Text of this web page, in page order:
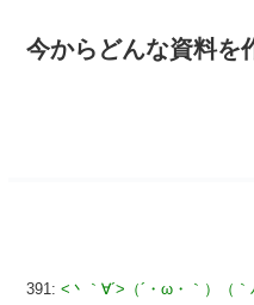
今からどんな資料を
391: <丶｀∀´>（´・ω・｀）（